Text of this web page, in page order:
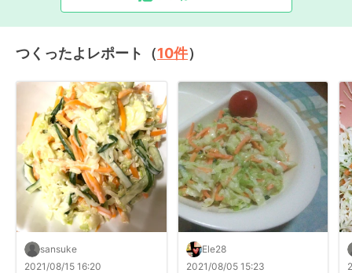
つくったよレポート（10件）
sansuke
2021/08/15 16:20
Ele28
2021/08/05 15:23